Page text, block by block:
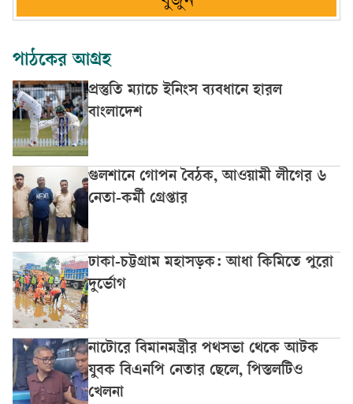
পাঠকের আগ্রহ
প্রস্তুতি ম্যাচে ইনিংস ব্যবধানে হারল
বাংলাদেশ
গুলশানে গোপন বৈঠক, আওয়ামী লীগের ৬
নেতা-কর্মী গ্রেপ্তার
ঢাকা-চট্টগ্রাম মহাসড়ক: আধা কিমিতে পুরো
দুর্ভোগ
নাটোরে বিমানমন্ত্রীর পথসভা থেকে আটক
যুবক বিএনপি নেতার ছেলে, পিস্তলটিও
খেলনা